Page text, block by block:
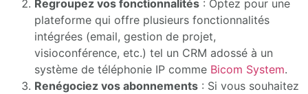
Regroupez vos fonctionnalités : Optez pour une
plateforme qui offre plusieurs fonctionnalités
intégrées (email, gestion de projet,
visioconférence, etc.) tel un CRM adossé à un
système de téléphonie IP comme Bicom System.
Renégociez vos abonnements : Si vous souhaitez